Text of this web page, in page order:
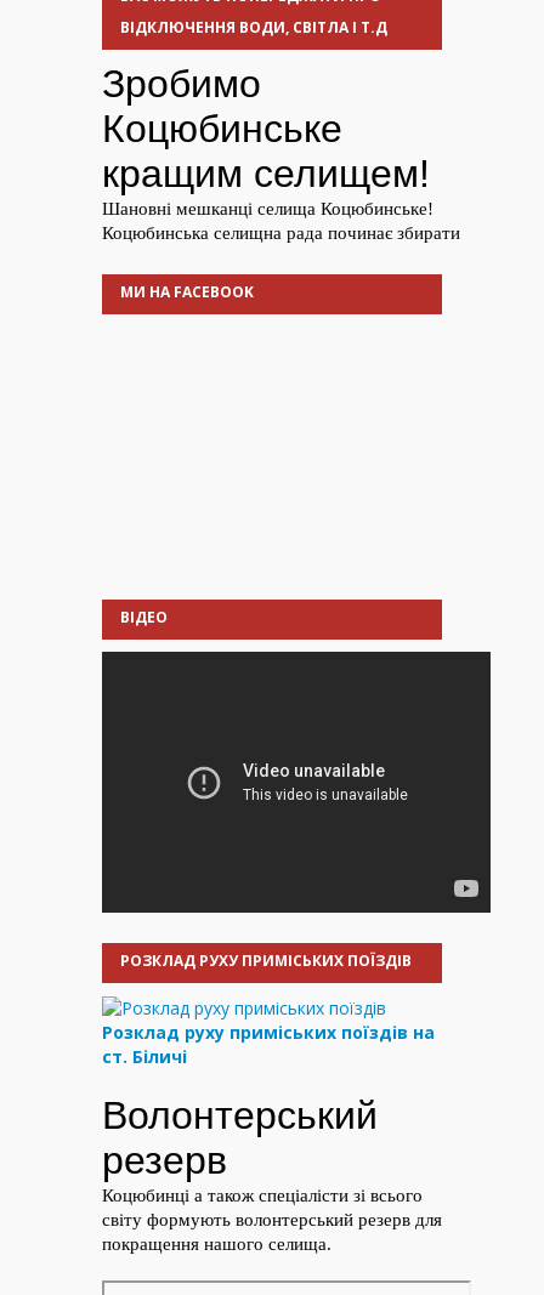
ВІДКЛЮЧЕННЯ ВОДИ, СВІТЛА І Т.Д
МИ НА FACEBOOK
ВІДЕО
РОЗКЛАД РУХУ ПРИМІСЬКИХ ПОЇЗДІВ
Розклад руху приміських поїздів на
ст. Біличі